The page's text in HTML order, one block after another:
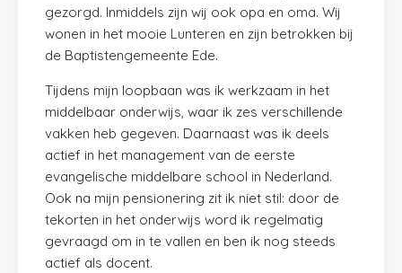
gezorgd. Inmiddels zijn wij ook opa en oma. Wij
wonen in het mooie Lunteren en zijn betrokken bij
de Baptistengemeente Ede.
Tijdens mijn loopbaan was ik werkzaam in het
middelbaar onderwijs, waar ik zes verschillende
vakken heb gegeven. Daarnaast was ik deels
actief in het management van de eerste
evangelische middelbare school in Nederland.
Ook na mijn pensionering zit ik niet stil: door de
tekorten in het onderwijs word ik regelmatig
gevraagd om in te vallen en ben ik nog steeds
actief als docent.